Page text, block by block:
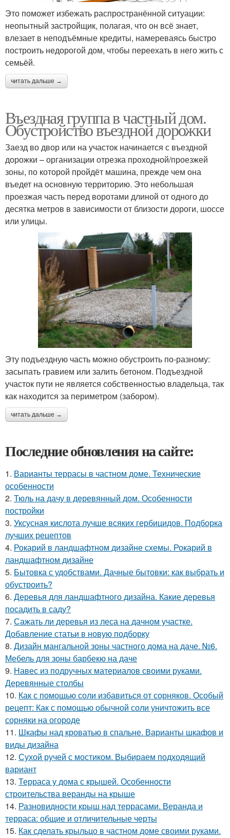
Это поможет избежать распространённой ситуации:
неопытный застройщик, полагая, что он всё знает,
влезает в неподъёмные кредиты, намереваясь быстро
построить недорогой дом, чтобы переехать в него жить с
семьёй.
читать дальше →
Въездная группа в частный дом.
Обустройство въездной дорожки
Заезд во двор или на участок начинается с въездной
дорожки – организации отрезка проходной/проезжей
зоны, по которой пройдёт машина, прежде чем она
въедет на основную территорию. Это небольшая
проезжая часть перед воротами длиной от одного до
десятка метров в зависимости от близости дороги, шоссе
или улицы.
Эту подъездную часть можно обустроить по-разному:
засыпать гравием или залить бетоном. Подъездной
участок пути не является собственностью владельца, так
как находится за периметром (забором).
читать дальше →
Последние обновления на сайте:
1. Варианты террасы в частном доме. Технические
особенности
2. Тюль на дачу в деревянный дом. Особенности
постройки
3. Уксусная кислота лучше всяких гербицидов. Подборка
лучших рецептов
4. Рокарий в ландшафтном дизайне схемы. Рокарий в
ландшафтном дизайне
5. Бытовка с удобствами. Дачные бытовки: как выбрать и
обустроить?
6. Деревья для ландшафтного дизайна. Какие деревья
посадить в саду?
7. Сажать ли деревья из леса на дачном участке.
Добавление статьи в новую подборку
8. Дизайн мангальной зоны частного дома на даче. №6.
Мебель для зоны барбекю на даче
9. Навес из подручных материалов своими руками.
Деревянные столбы
10. Как с помощью соли избавиться от сорняков. Особый
рецепт: Как с помощью обычной соли уничтожить все
сорняки на огороде
11. Шкафы над кроватью в спальне. Варианты шкафов и
виды дизайна
12. Сухой ручей с мостиком. Выбираем подходящий
вариант
13. Терраса у дома с крышей. Особенности
строительства веранды на крыше
14. Разновидности крыш над террасами. Веранда и
терраса: общие и отличительные черты
15. Как сделать крыльцо в частном доме своими руками.